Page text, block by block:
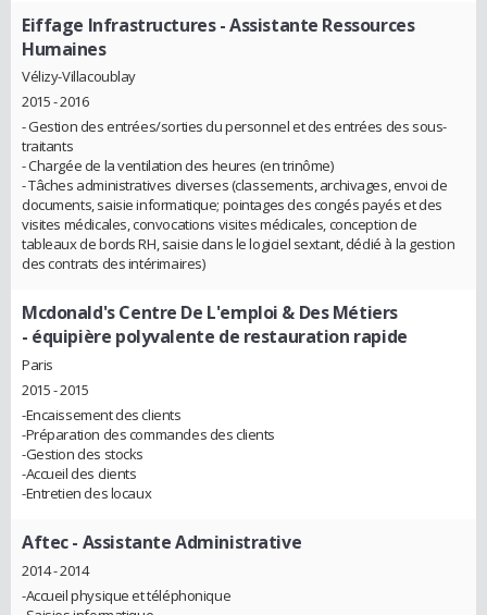
Eiffage Infrastructures- Assistante Ressources
Humaines
Vélizy-Villacoublay
2015 - 2016
- Gestion des entrées/sorties du personnel et des entrées des sous-
traitants
- Chargée de la ventilation des heures (en trinôme)
- Tâches administratives diverses (classements, archivages, envoi de
documents, saisie informatique; pointages des congés payés et des
visites médicales, convocations visites médicales, conception de
tableaux de bords RH, saisie dans le logiciel sextant, dédié à la gestion
des contrats des intérimaires)
Mcdonald's Centre De L'emploi & Des Métiers
- équipière polyvalente de restauration rapide
Paris
2015 - 2015
-Encaissement des clients
-Préparation des commandes des clients
-Gestion des stocks
-Accueil des clients
-Entretien des locaux
Aftec- Assistante Administrative
2014 - 2014
-Accueil physique et téléphonique